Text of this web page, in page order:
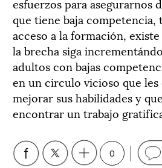
esfuerzos para asegurarnos
que tiene baja competencia,
acceso a la formación,
la brecha siga
adultos con bajas
en un circulo vicioso que les
mejorar sus habilidades y
encontrar un trabajo
0